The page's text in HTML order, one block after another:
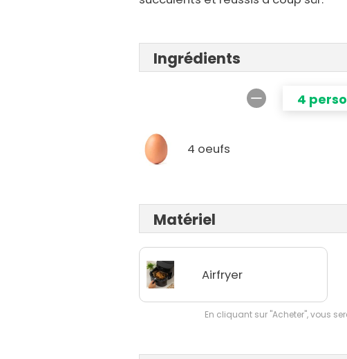
Ingrédients
4
4 oeufs
Matériel
Airfryer
En cliquant sur "Acheter", vous